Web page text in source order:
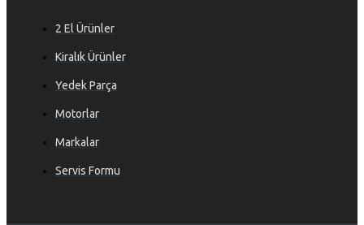
2 El Ürünler
Kiralık Ürünler
Yedek Parça
Motorlar
Markalar
Servis Formu